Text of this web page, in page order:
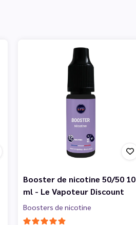
Booster de nicotine 50/50 10
ml - Le Vapoteur Discount
Boosters de nicotine